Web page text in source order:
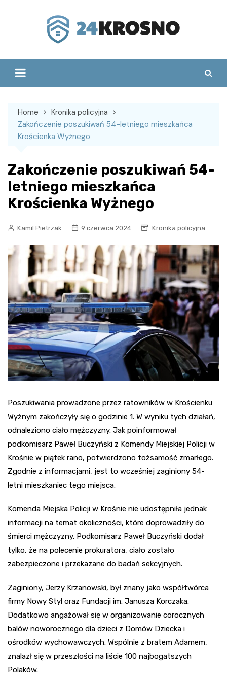
Home
Kronika policyjna
Zakończenie poszukiwań 54-letniego mieszkańca
Krościenka Wyżnego
Zakończenie poszukiwań 54-
letniego mieszkańca
Krościenka Wyżnego
Kamil Pietrzak 9 czerwca 2024 Kronika policyjna
Poszukiwania prowadzone przez ratowników w Krościenku
Wyżnym zakończyły się o godzinie 1. W wyniku tych działań,
odnaleziono ciało mężczyzny. Jak poinformował
podkomisarz Paweł Buczyński z Komendy Miejskiej Policji w
Krośnie w piątek rano, potwierdzono tożsamość zmarłego.
Zgodnie z informacjami, jest to wcześniej zaginiony 54-
letni mieszkaniec tego miejsca.
Komenda Miejska Policji w Krośnie nie udostępniła jednak
informacji na temat okoliczności, które doprowadziły do
śmierci mężczyzny. Podkomisarz Paweł Buczyński dodał
tylko, że na polecenie prokuratora, ciało zostało
zabezpieczone i przekazane do badań sekcyjnych.
Zaginiony, Jerzy Krzanowski, był znany jako współtwórca
firmy Nowy Styl oraz Fundacji im. Janusza Korczaka.
Dodatkowo angażował się w organizowanie corocznych
balów noworocznego dla dzieci z Domów Dziecka i
ośrodków wychowawczych. Wspólnie z bratem Adamem,
znalazł się w przeszłości na liście 100 najbogatszych
Polaków.